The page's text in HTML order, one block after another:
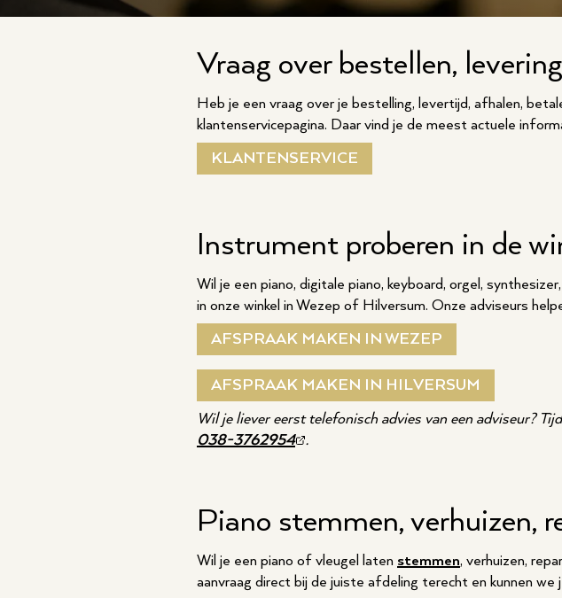
Vraag over bestellen,
Heb je een vraag over je bestelling, levertijd, afhalen,
klantenservicepagina. Daar vind je de meest actuele
KLANTENSERVICE
Instrument proberen in de
Wil je een piano, digitale piano, keyboard, orgel,
in onze winkel in Wezep of Hilversum. Onze adviseurs
AFSPRAAK MAKEN IN WEZEP
AFSPRAAK MAKEN IN HILVERSUM
Wil je liever eerst telefonisch advies van een adviseur?
038-3762954 .
Piano stemmen, verhuizen,
Wil je een piano of vleugel laten stemmen, verhuizen,
aanvraag direct bij de juiste afdeling terecht en kunnen we